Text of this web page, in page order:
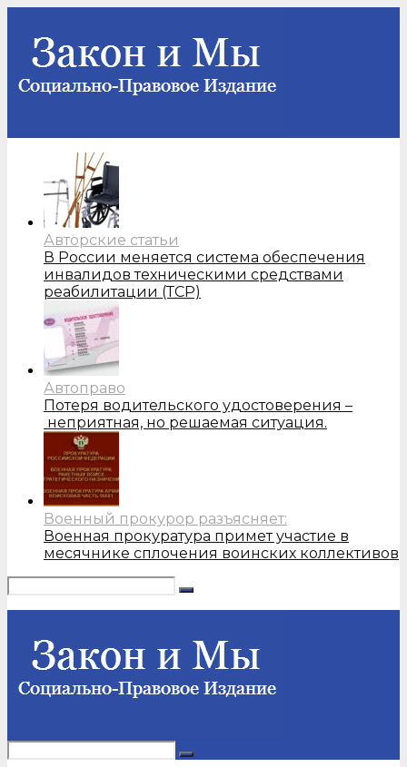
Авторские статьи
В России меняется система обеспечения
инвалидов техническими средствами
реабилитации (ТСР)
Автоправо
Потеря водительского удостоверения –
неприятная, но решаемая ситуация.
Военный прокурор разъясняет:
Военная прокуратура примет участие в
месячнике сплочения воинских коллективов